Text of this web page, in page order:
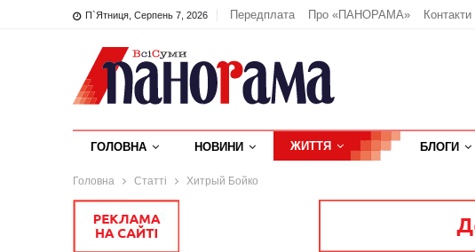
П`ятниця, Серпень 7, 2026 Передплата Про «ПАНОРАМА» Контакти
ГОЛОВНА НОВИНИ ЖИТТЯ БЛОГИ
Головна Статті Хитрый Бойко